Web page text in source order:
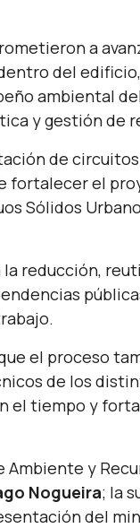
a
del
ambiental
y gestión de
de
fortalecer el
Sólidos
reducción,
el proceso
de los
el tiempo y
y
Nogueira; la
del